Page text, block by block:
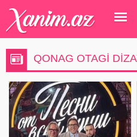
QONAG OTAGI